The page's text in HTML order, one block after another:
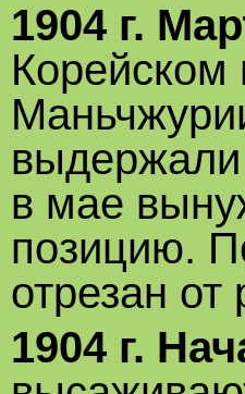
1904 г.
Корейском
выдержали
в мае
позицию.
отрезан
1904 г.